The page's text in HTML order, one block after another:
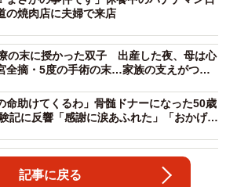
の焼肉店に夫婦で来店
の末に授かった双子 出産した夜、母は心
摘・5度の手術の末…家族の支えがつな
命助けてくるわ」骨髄ドナーになった50歳
記に反響「感謝に涙あふれた」「おかげで
記事に戻る